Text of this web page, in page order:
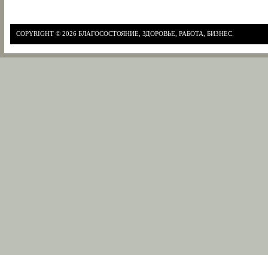
COPYRIGHT © 2026 БЛАГОСОСТОЯНИЕ, ЗДОРОВЬЕ, РАБОТА, БИЗНЕС.